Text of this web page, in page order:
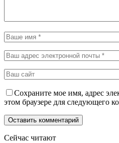
Сохраните мое имя, адрес
этом браузере для следующего
Сейчас читают